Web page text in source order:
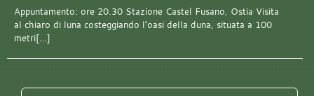
Appuntamento: ore 20.30 Stazione Castel Fusano, Ostia Visita
al chiaro di luna costeggiando l’oasi della duna, situata a 100
metri[…]